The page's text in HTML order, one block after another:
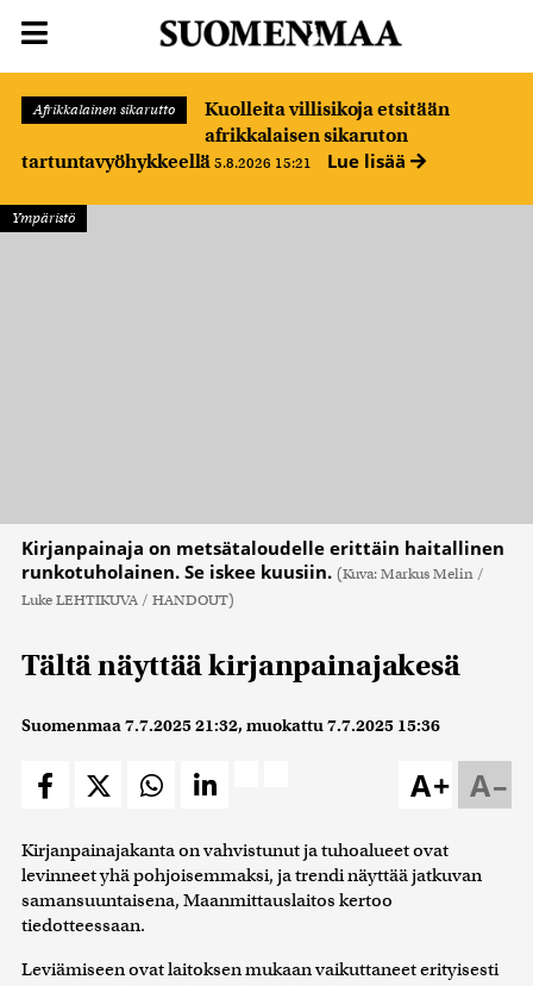
Afrikkalainen sikarutto
Kuolleita villisikoja etsitään
afrikkalaisen sikaruton
tartuntavyöhykkeellä 5.8.2026 15:21 Lue lisää
Ympäristö
Kirjanpainaja on metsätaloudelle erittäin haitallinen
runkotuholainen. Se iskee kuusiin. (Kuva: Markus Melin /
Luke LEHTIKUVA / HANDOUT)
Tältä näyttää kirjanpainajakesä
Suomenmaa7.7.2025 21:32, muokattu7.7.2025 15:36
A–
A+
Kirjanpainajakanta on vahvistunut ja tuhoalueet ovat
levinneet yhä pohjoisemmaksi, ja trendi näyttää jatkuvan
samansuuntaisena, Maanmittauslaitos kertoo
tiedotteessaan.
Leviämiseen ovat laitoksen mukaan vaikuttaneet erityisesti